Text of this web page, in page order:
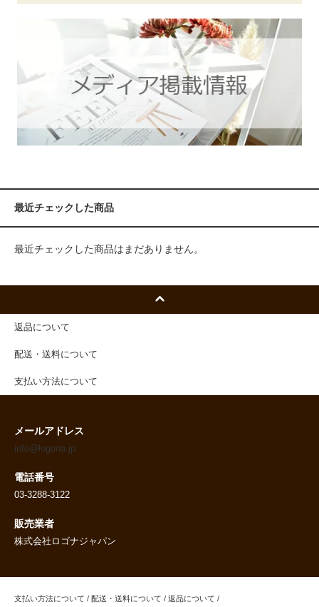
最近チェックした商品
最近チェックした商品はまだありません。
返品について
配送・送料について
支払い方法について
メールアドレス
info@logona.jp
電話番号
03-3288-3122
販売業者
株式会社ロゴナジャパン
支払い方法について / 配送・送料について / 返品について /